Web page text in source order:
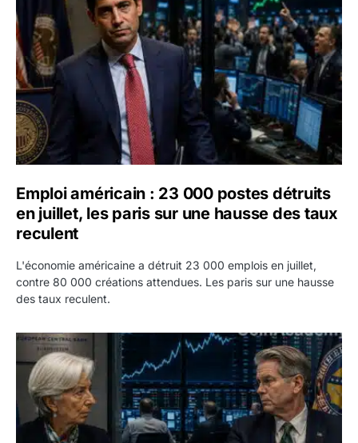
Emploi américain : 23 000 postes détruits
en juillet, les paris sur une hausse des taux
reculent
L'économie américaine a détruit 23 000 emplois en juillet,
contre 80 000 créations attendues. Les paris sur une hausse
des taux reculent.
Yen : Washington a vendu des euros sans prévenir la